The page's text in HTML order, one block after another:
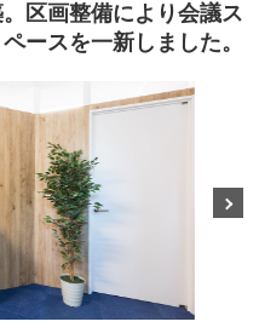
区画整備により会議ス
ペースを一新しました。